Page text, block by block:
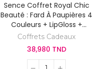
Sence Coffret Royal Chic
Beauté : Fard À Paupières 4
Couleurs + LipGloss +
Mascara + Eyeliner - Coffret
Cadeau 4pcs
Coffrets Cadeaux
38,980 TND